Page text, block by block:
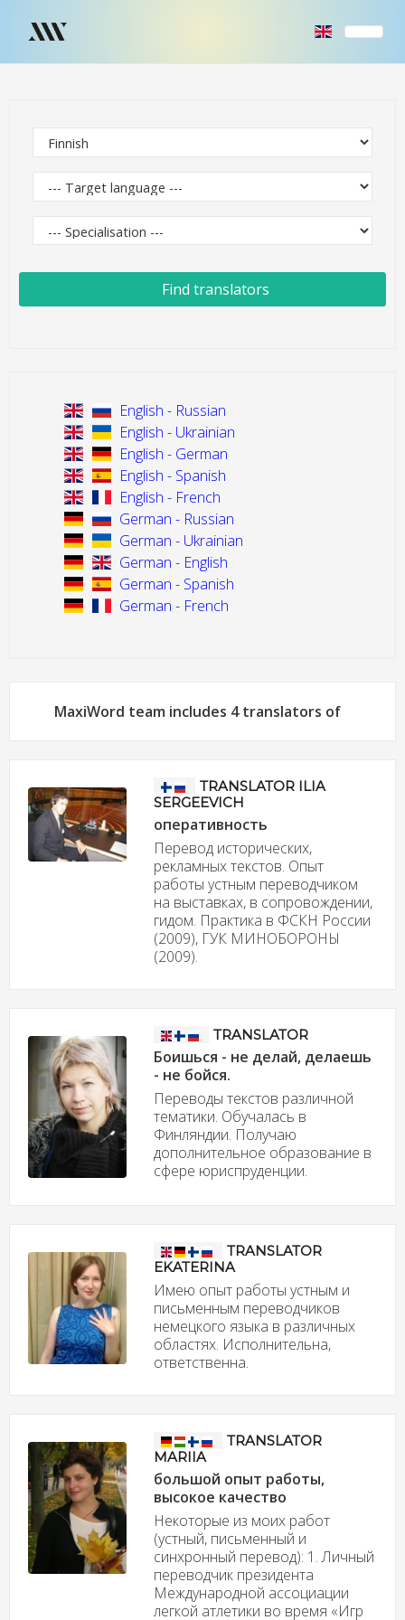
Find translators
English - Russian
English - Ukrainian
English - German
English - Spanish
English - French
German - Russian
German - Ukrainian
German - English
German - Spanish
German - French
MaxiWord team includes 4 translators of
TRANSLATOR ILIA
SERGEEVICH
оперативность
Перевод исторических,
рекламных текстов. Опыт
работы устным переводчиком
на выставках, в сопровождении,
гидом. Практика в ФСКН России
(2009), ГУК МИНОБОРОНЫ
(2009).
TRANSLATOR
Боишься - не делай, делаешь
- не бойся.
Переводы текстов различной
тематики. Обучалась в
Финляндии. Получаю
дополнительное образование в
сфере юриспруденции.
TRANSLATOR
EKATERINA
Имею опыт работы устным и
письменным переводчиков
немецкого языка в различных
областях. Исполнительна,
ответственна.
TRANSLATOR
MARIIA
большой опыт работы,
высокое качество
Некоторые из моих работ
(устный, письменный и
синхронный перевод): 1. Личный
переводчик президента
Международной ассоциации
легкой атлетики во время «Игр